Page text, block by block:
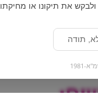
את תיקונו או
תודה